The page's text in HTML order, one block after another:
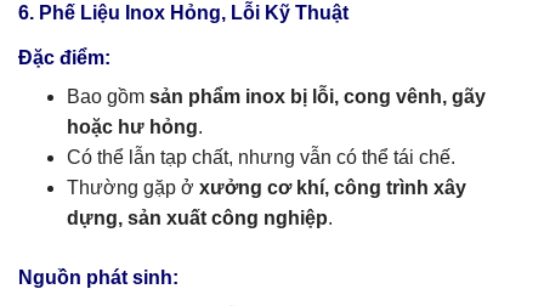
6. Phế Liệu Inox Hỏng, Lỗi Kỹ Thuật
Đặc điểm:
Bao gồm sản phẩm inox bị lỗi, cong vênh, gãy
hoặc hư hỏng.
Có thể lẫn tạp chất, nhưng vẫn có thể tái chế.
Thường gặp ở xưởng cơ khí, công trình xây
dựng, sản xuất công nghiệp.
Nguồn phát sinh: